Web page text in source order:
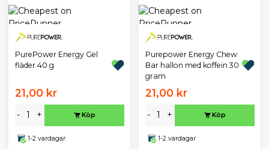
PurePower Energy Gel
fläder 40 g
21,00 kr
- + Köp
1-2 vardagar
Purepower Energy Chew
Bar hallon med koffein 30
gram
21,00 kr
- + Köp
1-2 vardagar